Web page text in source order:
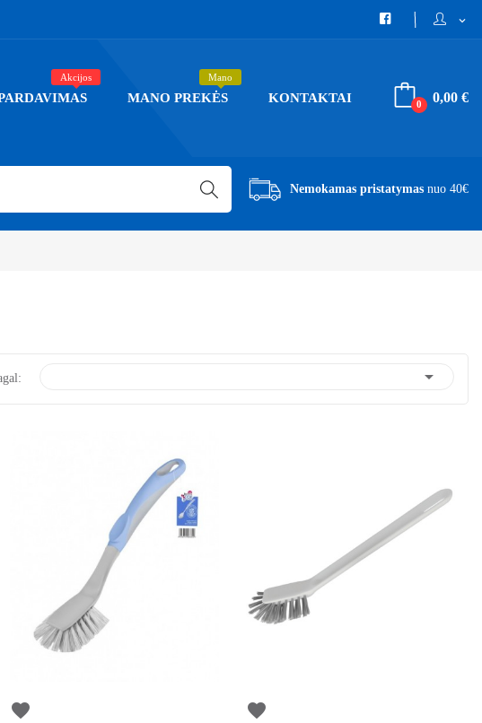
expand_more
Akcijos
MANO PREKĖS
Mano
KONTAKTAI 0,00 €
0
Nemokamas pristatymas nuo 40€

favorite favorite